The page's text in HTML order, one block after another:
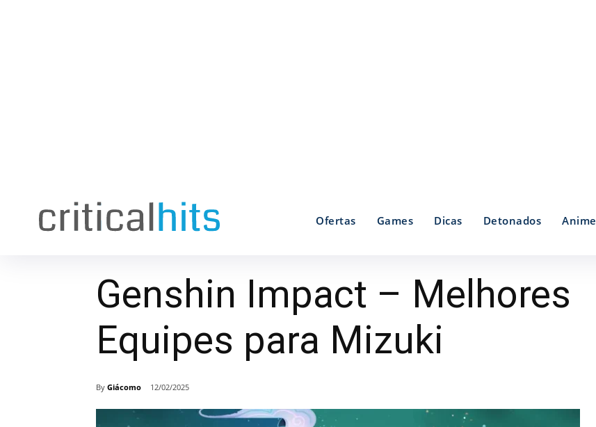
Ofertas Games Dicas Detonados Anime
Genshin Impact – Melhores
Equipes para Mizuki
By Giácomo 12/02/2025